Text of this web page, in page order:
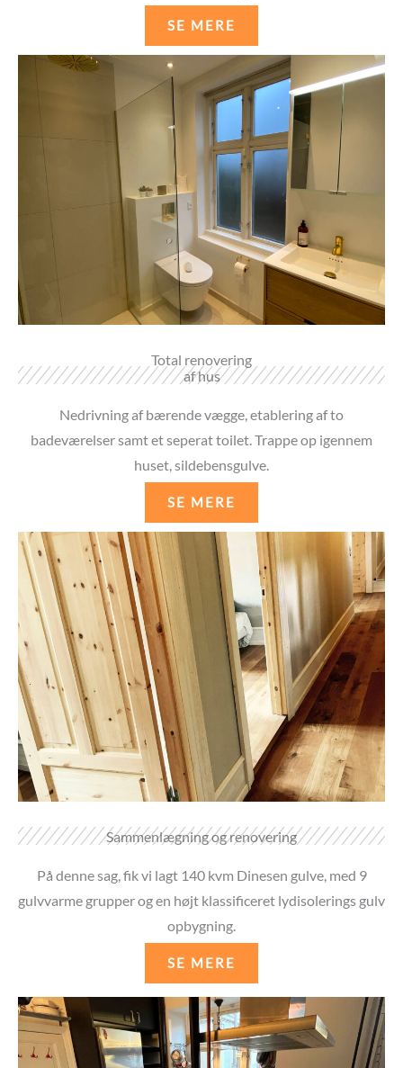
Sammenlægning og renovering
På denne sag, fik vi lagt 140 kvm Dinesen gulve, med 9
gulvvarme grupper og en højt klassificeret lydisolerings gulv
opbygning.
SE MERE
Total renovering
af hus
Nedrivning af bærende vægge, etablering af to
badeværelser samt et seperat toilet. Trappe op igennem
huset, sildebensgulve.
SE MERE
SE MERE